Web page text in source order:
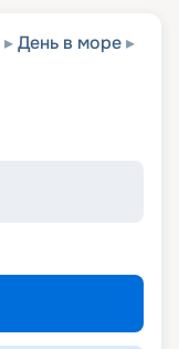
День в море